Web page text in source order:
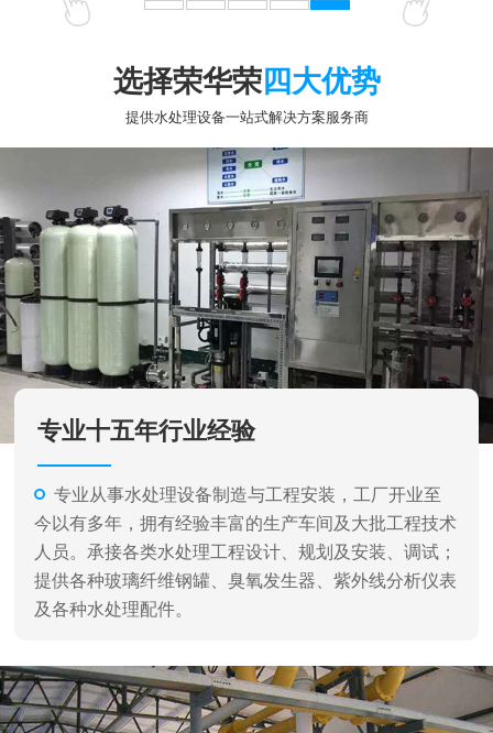
选择荣华荣四大优势
提供水处理设备一站式解决方案服务商
专业十五年行业经验
专业从事水处理设备制造与工程安装，工厂开业至
今以有多年，拥有经验丰富的生产车间及大批工程技术
人员。承接各类水处理工程设计、规划及安装、调试；
提供各种玻璃纤维钢罐、臭氧发生器、紫外线分析仪表
及各种水处理配件。